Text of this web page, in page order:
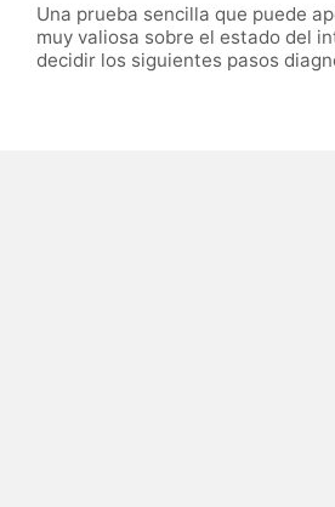
Una prueba sencilla que puede
muy valiosa sobre el estado del
decidir los siguientes pasos